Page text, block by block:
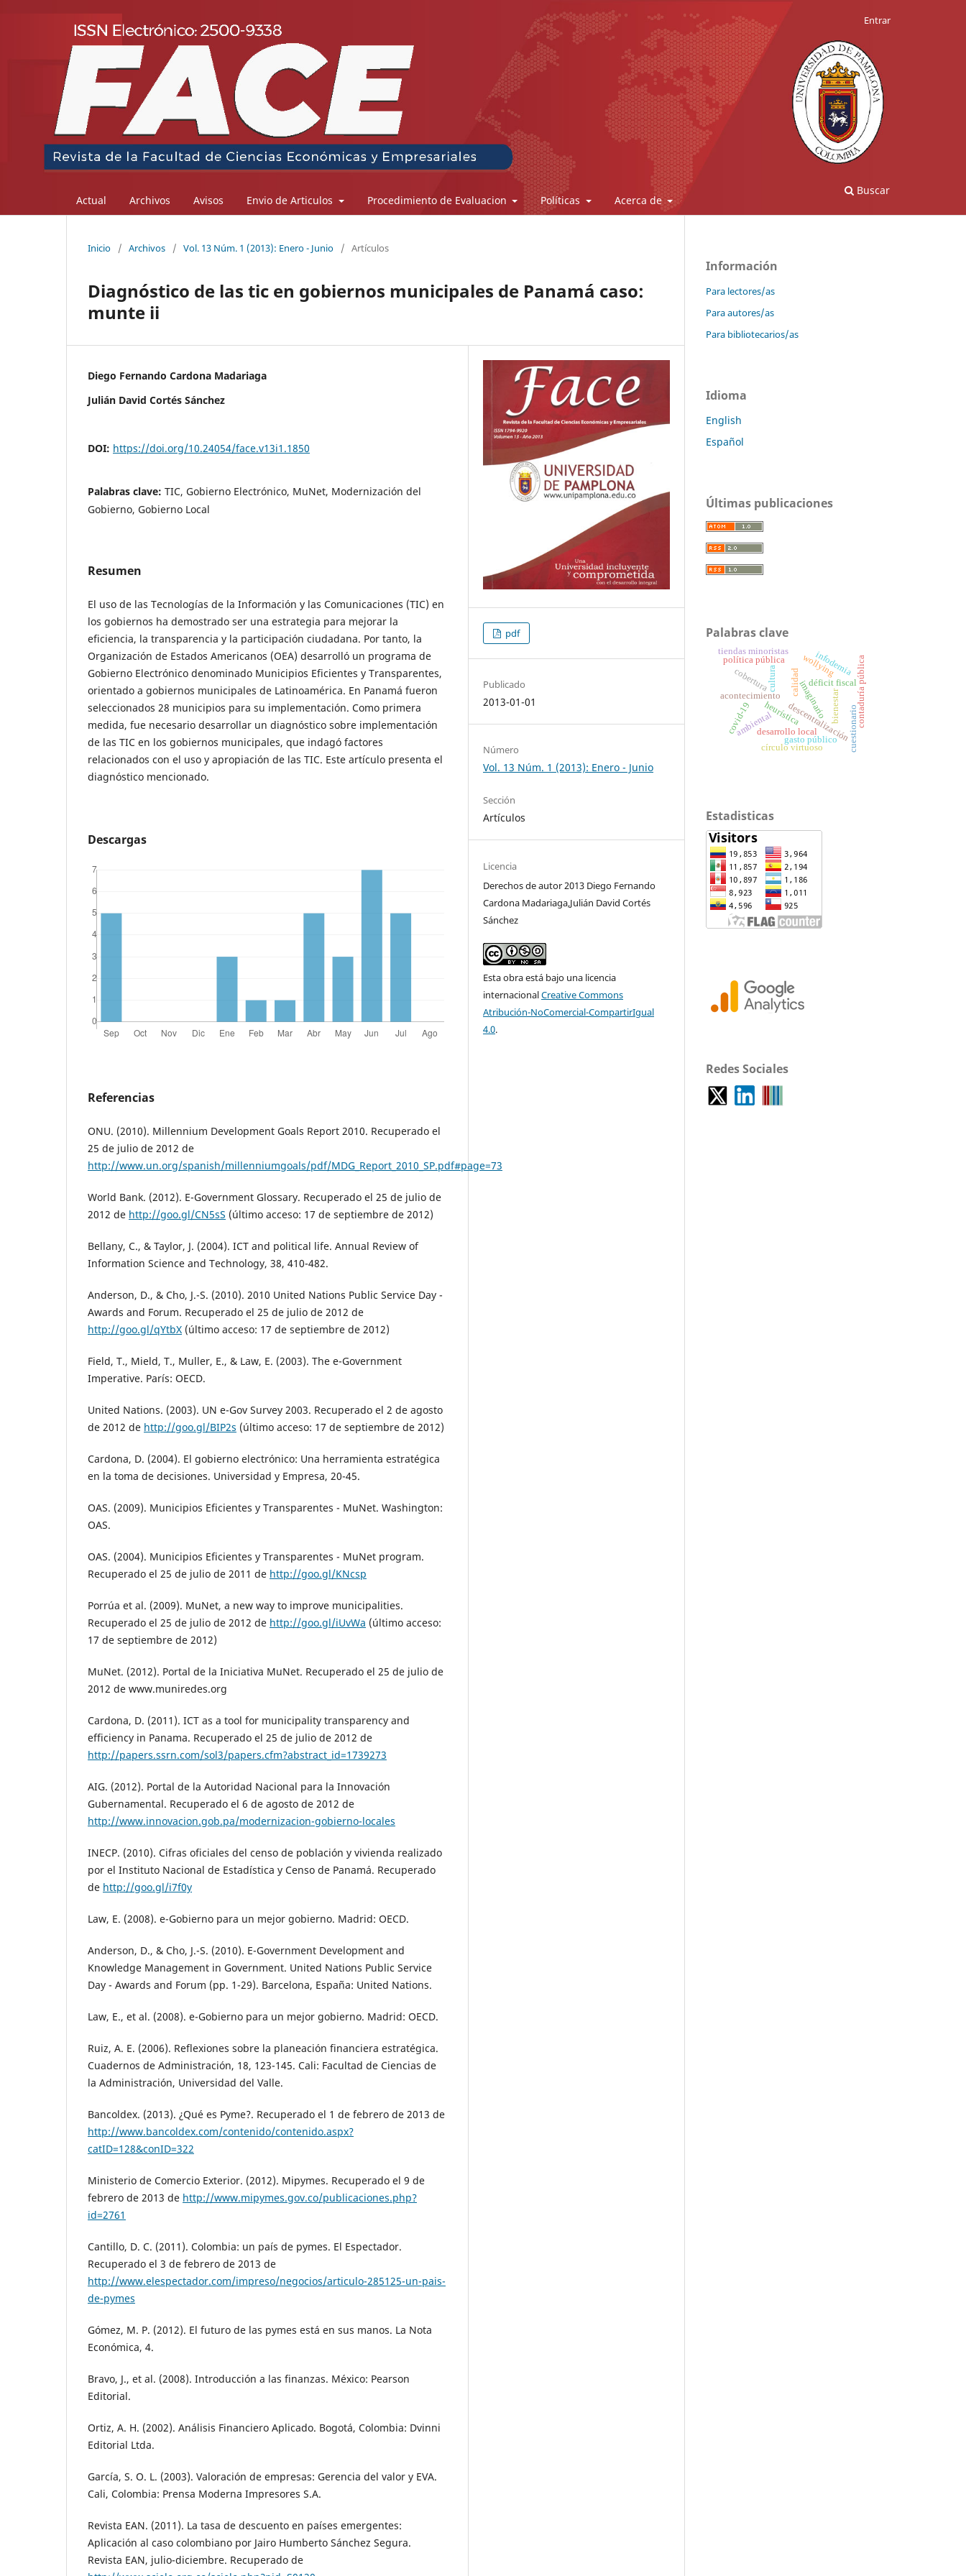
Actual Archivos Avisos Envio de Articulos Procedimiento de Evaluacion Políticas Acerca de
Buscar
Entrar
Inicio / Archivos / Vol. 13 Núm. 1 (2013): Enero - Junio / Artículos
Diagnóstico de las tic en gobiernos municipales de Panamá caso:
munte ii
Diego Fernando Cardona Madariaga
Julián David Cortés Sánchez
DOI: https://doi.org/10.24054/face.v13i1.1850
Palabras clave: TIC, Gobierno Electrónico, MuNet, Modernización del
Gobierno, Gobierno Local
Resumen
El uso de las Tecnologías de la Información y las Comunicaciones (TIC) en
los gobiernos ha demostrado ser una estrategia para mejorar la
eficiencia, la transparencia y la participación ciudadana. Por tanto, la
Organización de Estados Americanos (OEA) desarrolló un programa de
Gobierno Electrónico denominado Municipios Eficientes y Transparentes,
orientado a gobiernos municipales de Latinoamérica. En Panamá fueron
seleccionados 28 municipios para su implementación. Como primera
medida, fue necesario desarrollar un diagnóstico sobre implementación
de las TIC en los gobiernos municipales, que indagó factores
relacionados con el uso y apropiación de las TIC. Este artículo presenta el
diagnóstico mencionado.
Descargas
Referencias
ONU. (2010). Millennium Development Goals Report 2010. Recuperado el
25 de julio de 2012 de
http://www.un.org/spanish/millenniumgoals/pdf/MDG_Report_2010_SP.pdf#page=73
World Bank. (2012). E-Government Glossary. Recuperado el 25 de julio de
2012 de http://goo.gl/CN5sS (último acceso: 17 de septiembre de 2012)
Bellany, C., & Taylor, J. (2004). ICT and political life. Annual Review of
Information Science and Technology, 38, 410-482.
Anderson, D., & Cho, J.-S. (2010). 2010 United Nations Public Service Day -
Awards and Forum. Recuperado el 25 de julio de 2012 de
http://goo.gl/qYtbX (último acceso: 17 de septiembre de 2012)
Field, T., Mield, T., Muller, E., & Law, E. (2003). The e-Government
Imperative. París: OECD.
United Nations. (2003). UN e-Gov Survey 2003. Recuperado el 2 de agosto
de 2012 de http://goo.gl/BIP2s (último acceso: 17 de septiembre de 2012)
Cardona, D. (2004). El gobierno electrónico: Una herramienta estratégica
en la toma de decisiones. Universidad y Empresa, 20-45.
OAS. (2009). Municipios Eficientes y Transparentes - MuNet. Washington:
OAS.
OAS. (2004). Municipios Eficientes y Transparentes - MuNet program.
Recuperado el 25 de julio de 2011 de http://goo.gl/KNcsp
Porrúa et al. (2009). MuNet, a new way to improve municipalities.
Recuperado el 25 de julio de 2012 de http://goo.gl/iUvWa (último acceso:
17 de septiembre de 2012)
MuNet. (2012). Portal de la Iniciativa MuNet. Recuperado el 25 de julio de
2012 de www.muniredes.org
Cardona, D. (2011). ICT as a tool for municipality transparency and
efficiency in Panama. Recuperado el 25 de julio de 2012 de
http://papers.ssrn.com/sol3/papers.cfm?abstract_id=1739273
AIG. (2012). Portal de la Autoridad Nacional para la Innovación
Gubernamental. Recuperado el 6 de agosto de 2012 de
http://www.innovacion.gob.pa/modernizacion-gobierno-locales
INECP. (2010). Cifras oficiales del censo de población y vivienda realizado
por el Instituto Nacional de Estadística y Censo de Panamá. Recuperado
de http://goo.gl/i7f0y
Law, E. (2008). e-Gobierno para un mejor gobierno. Madrid: OECD.
Anderson, D., & Cho, J.-S. (2010). E-Government Development and
Knowledge Management in Government. United Nations Public Service
Day - Awards and Forum (pp. 1-29). Barcelona, España: United Nations.
Law, E., et al. (2008). e-Gobierno para un mejor gobierno. Madrid: OECD.
Ruiz, A. E. (2006). Reflexiones sobre la planeación financiera estratégica.
Cuadernos de Administración, 18, 123-145. Cali: Facultad de Ciencias de
la Administración, Universidad del Valle.
Bancoldex. (2013). ¿Qué es Pyme?. Recuperado el 1 de febrero de 2013 de
http://www.bancoldex.com/contenido/contenido.aspx?
catID=128&conID=322
Ministerio de Comercio Exterior. (2012). Mipymes. Recuperado el 9 de
febrero de 2013 de http://www.mipymes.gov.co/publicaciones.php?
id=2761
Cantillo, D. C. (2011). Colombia: un país de pymes. El Espectador.
Recuperado el 3 de febrero de 2013 de
http://www.elespectador.com/impreso/negocios/articulo-285125-un-pais-
de-pymes
Gómez, M. P. (2012). El futuro de las pymes está en sus manos. La Nota
Económica, 4.
Bravo, J., et al. (2008). Introducción a las finanzas. México: Pearson
Editorial.
Ortiz, A. H. (2002). Análisis Financiero Aplicado. Bogotá, Colombia: Dvinni
Editorial Ltda.
García, S. O. L. (2003). Valoración de empresas: Gerencia del valor y EVA.
Cali, Colombia: Prensa Moderna Impresores S.A.
Revista EAN. (2011). La tasa de descuento en países emergentes:
Aplicación al caso colombiano por Jairo Humberto Sánchez Segura.
Revista EAN, julio-diciembre. Recuperado de
pdf
Publicado
2013-01-01
Número
Vol. 13 Núm. 1 (2013): Enero - Junio
Sección
Artículos
Licencia
Derechos de autor 2013 Diego Fernando
Cardona Madariaga,Julián David Cortés
Sánchez
Esta obra está bajo una licencia
internacionalCreative Commons
Atribución-NoComercial-CompartirIgual
4.0.
Información
Para lectores/as
Para autores/as
Para bibliotecarios/as
Idioma
English
Español
Últimas publicaciones
Palabras clave
cultura
imaginario
acontecimiento
heurística
ambiental descentralización
déficit fiscal
gasto público
política pública
calidad
cobertura
bienestar
desarrollo local
contaduría pública
infodemia
covid-19
círculo virtuoso
wollying
cuestionario
tiendas minoristas
Estadisticas
Redes Sociales